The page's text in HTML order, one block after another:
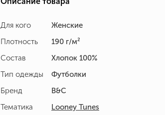
Для кого
Женские
Плотность
190 г/м²
Состав
Хлопок 100%
Тип одежды
Футболки
Бренд
B&C
Тематика
Looney Tunes